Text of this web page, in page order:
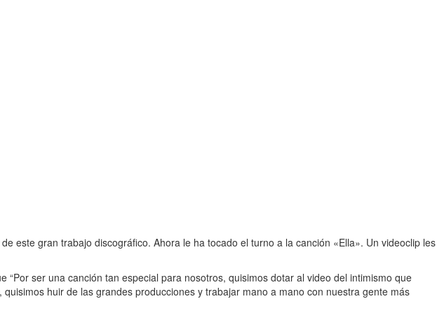
este gran trabajo discográfico. Ahora le ha tocado el turno a la canción «Ella». Un videoclip les
ser una canción tan especial para nosotros, quisimos dotar al video del intimismo que
huir de las grandes producciones y trabajar mano a mano con nuestra gente más